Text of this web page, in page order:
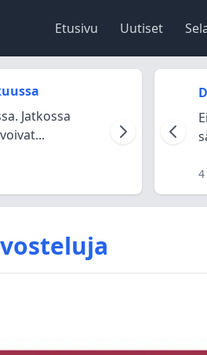
Etusivu Uutiset
Jatkossa